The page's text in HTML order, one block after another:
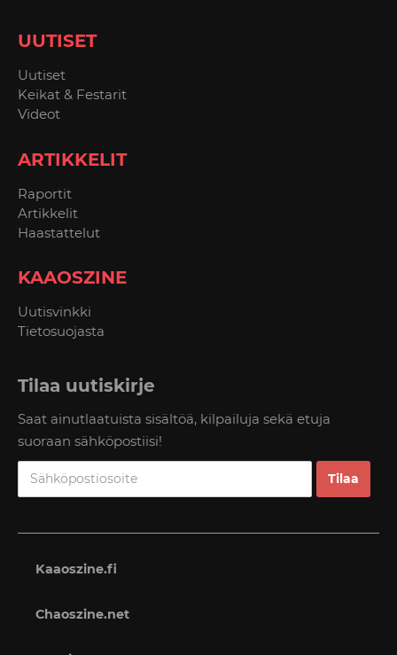
UUTISET
Uutiset
Keikat & Festarit
Videot
ARTIKKELIT
Raportit
Artikkelit
Haastattelut
KAAOSZINE
Uutisvinkki
Tietosuojasta
Tilaa uutiskirje
Saat ainutlaatuista sisältöä, kilpailuja sekä etuja
suoraan sähköpostiisi!
Kaaoszine.fi
Chaoszine.net